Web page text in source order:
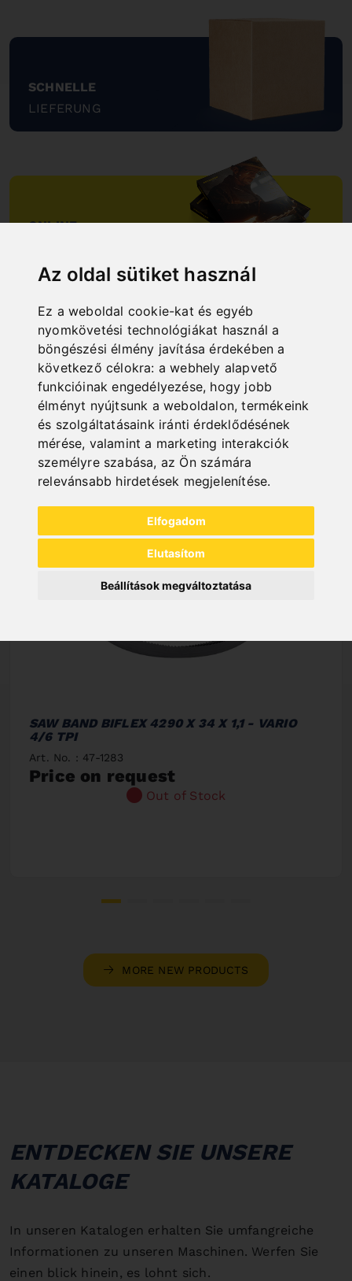
Az oldal sütiket használ
Ez a weboldal cookie-kat és egyéb
nyomkövetési technológiákat használ a
böngészési élmény javítása érdekében a
következő célokra: a webhely alapvető
funkcióinak engedélyezése, hogy jobb
élményt nyújtsunk a weboldalon,termékeink
és szolgáltatásaink iránti érdeklődésének
mérése, valamint a marketing interakciók
személyre szabása, az Ön számára
relevánsabb hirdetések megjelenítése.
Elfogadom
Elutasítom
Beállítások megváltoztatása
SCHNELLE
LIEFERUNG
"
ONLINE
NEW PRODUCTS
SAW BAND BIFLEX 4290 X 34 X 1,1 - VARIO
4/6 TPI
Art. No. : 47-1283
Price on request
Out of Stock
MORE NEW PRODUCTS
ENTDECKEN SIE UNSERE
KATALOGE
In unseren Katalogen erhalten Sie umfangreiche
Informationen zu unseren Maschinen. Werfen Sie
einen blick hinein, es lohnt sich.